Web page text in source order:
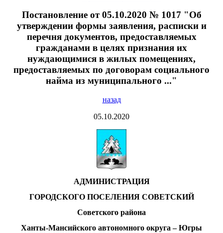
Постановление от 05.10.2020 № 1017 "Об
утверждении формы заявления, расписки и
перечня документов, предоставляемых
гражданами в целях признания их
нуждающимися в жилых помещениях,
предоставляемых по договорам социального
найма из муниципального ..."
назад
05.10.2020
АДМИНИСТРАЦИЯ
ГОРОДСКОГО ПОСЕЛЕНИЯ СОВЕТСКИЙ
Советского района
Ханты-Мансийского автономного округа – Югры